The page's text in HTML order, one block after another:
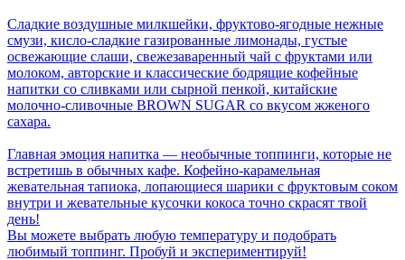
Сладкие воздушные милкшейки, фруктово-ягодные нежные
смузи, кисло-сладкие газированные лимонады, густые
освежающие слаши, свежезаваренный чай с фруктами или
молоком, авторские и классические бодрящие кофейные
напитки со сливками или сырной пенкой, китайские
молочно-сливочные BROWN SUGAR со вкусом жженого
сахара.
Главная эмоция напитка — необычные топпинги, которые не
встретишь в обычных кафе. Кофейно-карамельная
жевательная тапиока, лопающиеся шарики с фруктовым соком
внутри и жевательные кусочки кокоса точно скрасят твой
день!
Вы можете выбрать любую температуру и подобрать
любимый топпинг. Пробуй и экспериментируй!